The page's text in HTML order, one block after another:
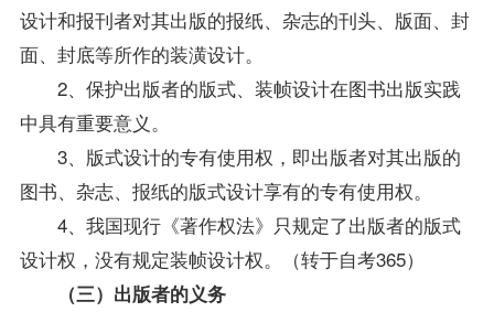
设计和报刊者对其出版的报纸、杂志的刊头、版面、封
面、封底等所作的装潢设计。
2、保护出版者的版式、装帧设计在图书出版实践
中具有重要意义。
3、版式设计的专有使用权，即出版者对其出版的
图书、杂志、报纸的版式设计享有的专有使用权。
4、我国现行《著作权法》只规定了出版者的版式
设计权，没有规定装帧设计权。（转于自考365）
（三）出版者的义务